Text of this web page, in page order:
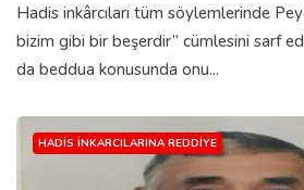
Hadis inkârcıları tüm söylemlerinde
bizim gibi bir beşerdir” cümlesini sarf
da beddua konusunda onu...
HADIS İNKARCILARINA REDDIYE